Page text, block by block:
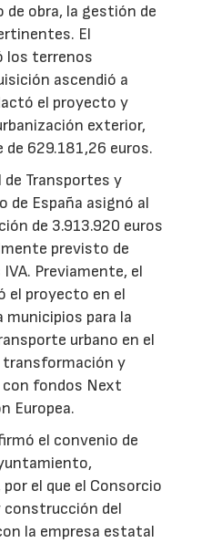
obra, la gestión de
El
los terrenos
ascendió a
el proyecto y
exterior,
629.181,26 euros.
de Transportes y
de España asignó al
de 3.913.920 euros
previsto de
Previamente, el
el proyecto en el
municipios para la
urbano en el
transformación y
fondos Next
Europea.
el convenio de
el que el Consorcio
construcción del
la empresa estatal